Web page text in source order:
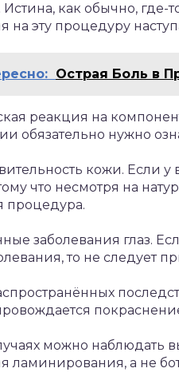
как обычно,
на эту процедуру
Острая Боль в
реакция на
обязательно нужно
кожи. Если у
что несмотря на
процедура.
заболевания глаз.
то не следует
можно наблюдать
ламинирования, а не